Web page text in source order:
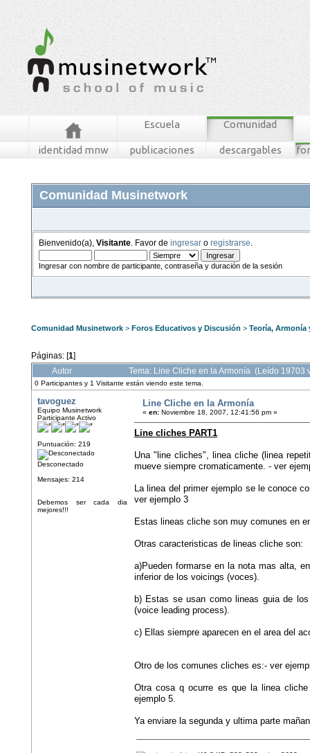
Escuela Comunidad
identidad mnw publicaciones descargables
Comunidad Musinetwork
Bienvenido(a), Visitante . Favor de ingresar o registrarse
Ingresar con nombre de participante, contraseña y duración de la sesión
Comunidad Musinetwork > Foros Educativos y Discusión > Teoría,
Páginas: [1]
Autor
Tema: Line Cliche en la Armonía (Leído 19703
0 Participantes y 1 Visitante están viendo este tema.
tavoguez
Equipo Musinetwork
Participante Activo
Puntuación: 219
Desconectado
Mensajes: 214
Debemos ser cada dia
mejores!!!
Line Cliche en la Armonía
« en: Noviembre 18, 2007, 12:41:56 pm »
Line cliches PART1
Una "line cliches", linea cliche (linea
mueve siempre cromaticamente. - ver
La linea del primer ejemplo se le conoce
ver ejemplo 3
Estas lineas cliche son muy comunes en
Otras caracteristicas de lineas cliche son:
a)Pueden formarse en la nota mas alta,
inferior de los voicings (voces).
b) Estas se usan como lineas guia de
(voice leading process).
c) Ellas siempre aparecen en el area del
Otro de los comunes cliches es:- ver
Otra cosa q ocurre es que la linea
ejemplo 5.
Ya enviare la segunda y ultima parte